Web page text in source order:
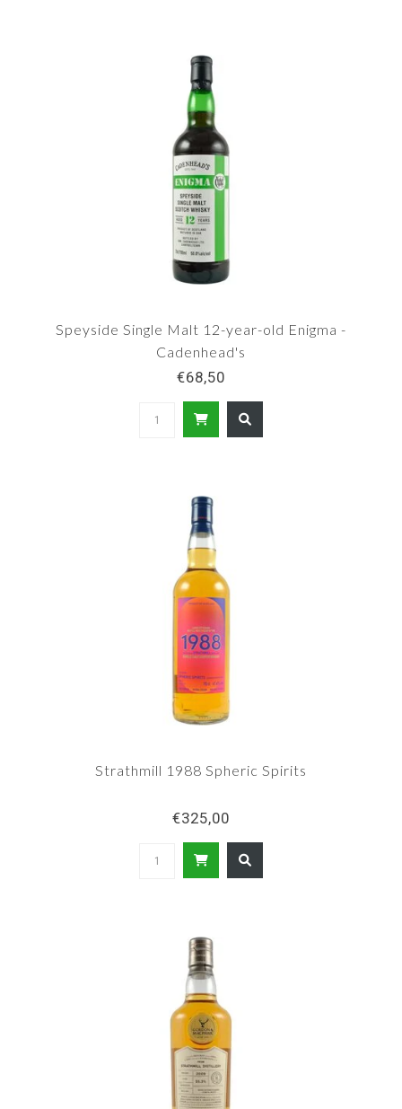
Speyside Single Malt 12-year-old Enigma -
Cadenhead's
€68,50
Strathmill 1988 Spheric Spirits
€325,00